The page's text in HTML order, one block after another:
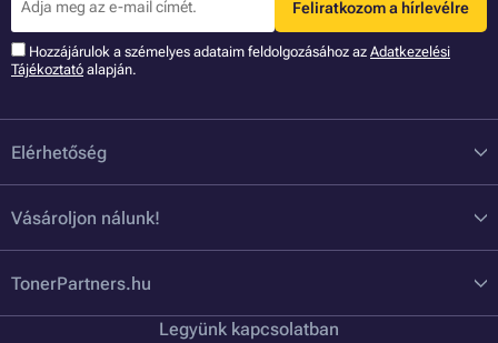
Feliratkozom a hírlevélre
Hozzájárulok a szémelyes adataim feldolgozásához az Adatkezelési
Tájékoztató alapján.
Elérhetőség
Vásároljon nálunk!
TonerPartners.hu
Legyünk kapcsolatban